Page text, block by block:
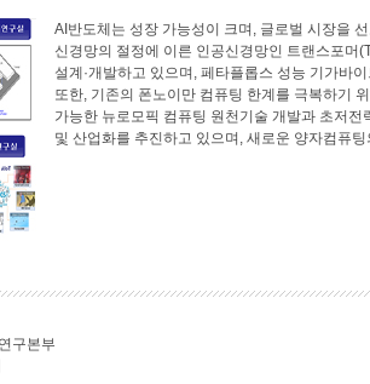
AI반도체는 성장 가능성이 크며, 글로벌 시장을
신경망의 절정에 이른 인공신경망인 트랜스포머
설계·개발하고 있으며, 페타플롭스 성능 기가바
또한, 기존의 폰노이만 컴퓨팅 한계를 극복하기
가능한 뉴로모픽 컴퓨팅 원천기술 개발과 초저
및 산업화를 추진하고 있으며, 새로운 양자컴퓨
구본부